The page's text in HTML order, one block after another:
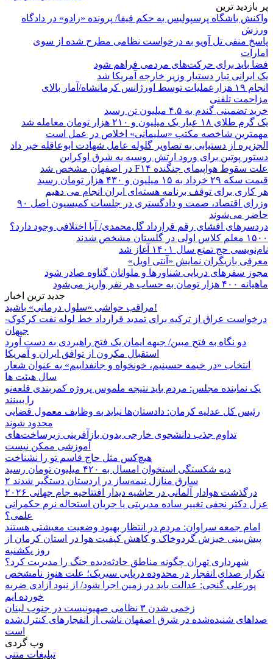
پر بازدید ترین
واکنش باشگاه پرسپولیس به حکم فیفا/ پرونده «رادو» در دادگاه
ورزش
پاسخ منفی تل آویو به درخواست نظامی مطرح شده از سوی
امارات
فضا باید برای حرکت‌های مردمی فراهم شود
یک ایرانی تبار دستیار وزیر خارجه آمریکا شد
انجام ۱۹ هزارعملیات توسط اورژانس کرمانشاه/آمار بالای
مزاحمت تلفنی
خرید تضمینی گندم به ۴.۵ میلیون تن رسید
یک گرم طلای ۱۸ عیار یک میلیون و ۲۱۰ هزار تومان معامله شد
مهمترین شاخصه مکتب «سلیمانی» اخلاص در عمل است
الجزیره از دستیابی به تصاویر گلوله عامل شهادت ابوعاقله خبر داد
دستور پوتین برای ورود ارتش روسیه به شرق اوکراین
علت سقوط هواپیمای جنگنده F۱۴ در اصفهان مشخص شد
قیمت سکه ۲۹ خرداد به ۱۵ میلیون و ۴۳۰ هزار تومان رسید
هر کاری برای توقف برنامه هسته‌ای ایران انجام می دهیم
وزرای اقتصاد، صمت و دادگستری در جلسات کمیسیون اصل ۹۰
حاضر می‌شوند
دردسرهای افشای رقم قرارداد گل‌محمدی/ آیا اختلافی وجود دارد؟
۱۵۰۰ معلم کلاس اولی در گلستان مشخص شدند
نام‌نویسی حج تمتع سال ۱۴۰۱ آغاز شد
معرفی بازیگران نمایش «آنتی اویل»
مجوز سفرهای دریایی شناورها و ملوانان گناوه صادر شود
ماهیانه ۴۰۰ هزار تومان به حساب هر نفر واریز می‌شود
جدید ترین اخبار
مراقب حواشی «سلول درمانی» باشید!
درخواست عراق از ترکیه برای تمدید قرارداد خط لوله نفت کرکوک-
جیهان
دو نگاه به فتح مبین/ جبهه ایمان یک فتح راهبردی به دست آورد
استقبال مکرون از توافق ایران و آمریکا
انتخاب «در خیمه حسینیم، خونخواه و جانفداییم» به عنوان شعار
سال هیئت ها
یک نماینده مجلس: مردم باید نتیجه ملموس پروژه کمربندی قلعه‌نو
را ببینند
رئیس کل عدلیه کرمان: دادستان‌ها نباید به وظایف معمول قضایی
محدود شوند
تداوم جذب دانشجوی خارجی بدون بازآفرینی زیرساخت‌های
آموزشی ممکن نیست
هیچ‌کس مثل حاج قاسم تو را نشناخت
دیه شکستگی استخوان امسال به ۴۲۰ میلیون تومان رسید
۲ سارق منازل نیمه‌ساز در اردستان دستگیر شدند
درگذشت هوادار آلمانی در حاشیه دیدار افتتاحیه جام جهانی ۲۰۲۶
عزل دکتر نجفی تغییر ساده مدیریتی یا جریان استحاله نرم حکمرانی
علمی؟
امام جمعه سراوان: مردم در انتظار بهبود وضعیت معیشتی هستند
پیش‌بینی خیزش گردوخاک و کاهش کیفیت هوا در استان کرمان از
روز یکشنبه
شهرداری تهران چگونه مناطق حادثه‌دیده جنگ را مدیریت کرد؟
تکرار صدای انفجار در محدوده دریایی سیریک؛ علت هنوز نامشخص
پورعلی گنجی: عدالت باید در زمین اجرا شود/ از نبود آزادی ضربه
خورده ایم
زخمی شدن ۳ نظامی صهیونیست در جنوب لبنان
صداهای شنیده‌شده در شرق اصفهان ناشی از انفجارهای کنترل‌شده
است
وب گردی
تبلیغات متنی